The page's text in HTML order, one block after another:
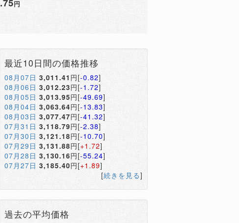
円
最近10日間の価格推移
08月07日 3,011.41 円[-0.82]
08月06日 3,012.23円[-1.72]
08月05日 3,013.95円[-49.69]
08月04日 3,063.64円[-13.83]
08月03日 3,077.47円[-41.32]
07月31日 3,118.79円[-2.38]
07月30日 3,121.18円[-10.70]
07月29日 3,131.88円[+1.72]
07月28日 3,130.16円[-55.24]
07月27日 3,185.40円[+1.89]
[続きを見る]
過去の平均価格